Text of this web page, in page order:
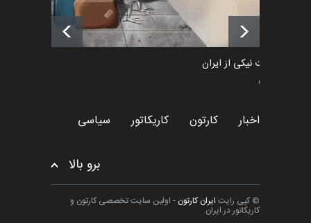
فراخوان رویداد کارگاهی کارتون و
پوستر "ایران سربل…
اخبار 6 ماه قبل
طراوت نیکی از ایران
سیاسی
اخبار کارتون کاریکاتور سیاسی
برو بالا
© کپی رایت ایران کارتون - اولین سایت تخصصی کارتون و
کاریکاتور در ایران.